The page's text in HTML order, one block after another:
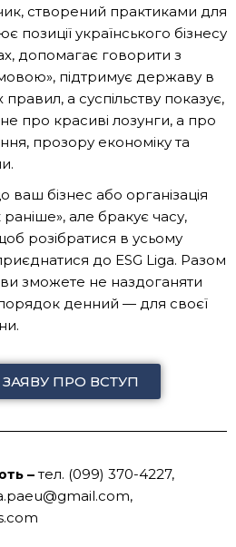
створений практиками для
позиції українського бізнесу
допомагає говорити з
підтримує державу в
а суспільству показує,
про красиві лозунги, а про
прозору економіку та
ваш бізнес або організація
але бракує часу,
розібратися в усьому
до ESG Liga. Разом
зможете не наздоганяти
денний — для своєї
ЗАЯВУ ПРО ВСТУП
–тел. (099) 370-4227,
,